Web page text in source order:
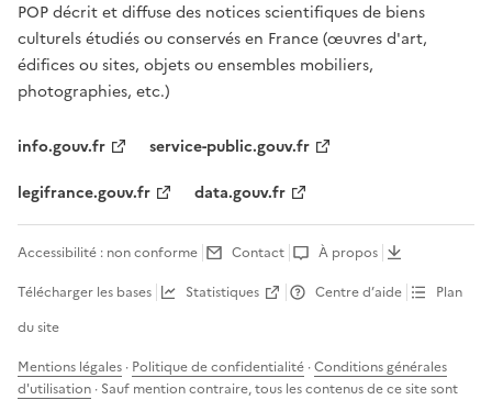
POP décrit et diffuse des notices scientifiques de biens
culturels étudiés ou conservés en France (œuvres d'art,
édifices ou sites, objets ou ensembles mobiliers,
photographies, etc.)
info.gouv.fr
service-public.gouv.fr
legifrance.gouv.fr
data.gouv.fr
Accessibilité : non conforme Contact
À propos
Télécharger les bases
Statistiques Centre d’aide
Plan
du site
Mentions légales · Politique de confidentialité ·Conditions générales
d'utilisation · Sauf mention contraire, tous les contenus de ce site sont